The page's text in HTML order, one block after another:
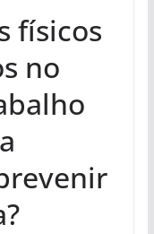
físicos
no